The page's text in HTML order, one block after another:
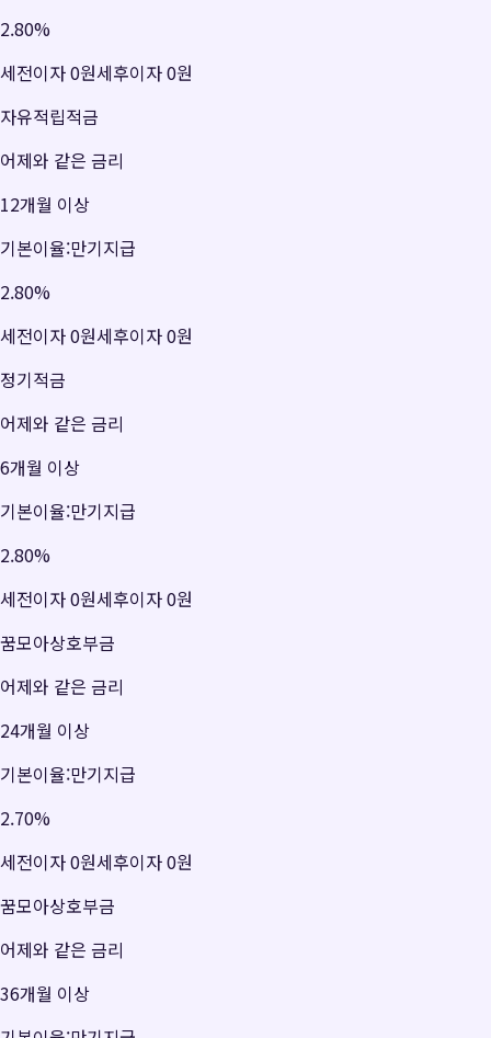
2.80%
세전이자0원세후이자0원
자유적립적금
어제와 같은 금리
12개월 이상
기본이율:만기지급
2.80%
세전이자0원세후이자0원
정기적금
어제와 같은 금리
6개월 이상
기본이율:만기지급
2.80%
세전이자0원세후이자0원
꿈모아상호부금
어제와 같은 금리
24개월 이상
기본이율:만기지급
2.70%
세전이자0원세후이자0원
꿈모아상호부금
어제와 같은 금리
36개월 이상